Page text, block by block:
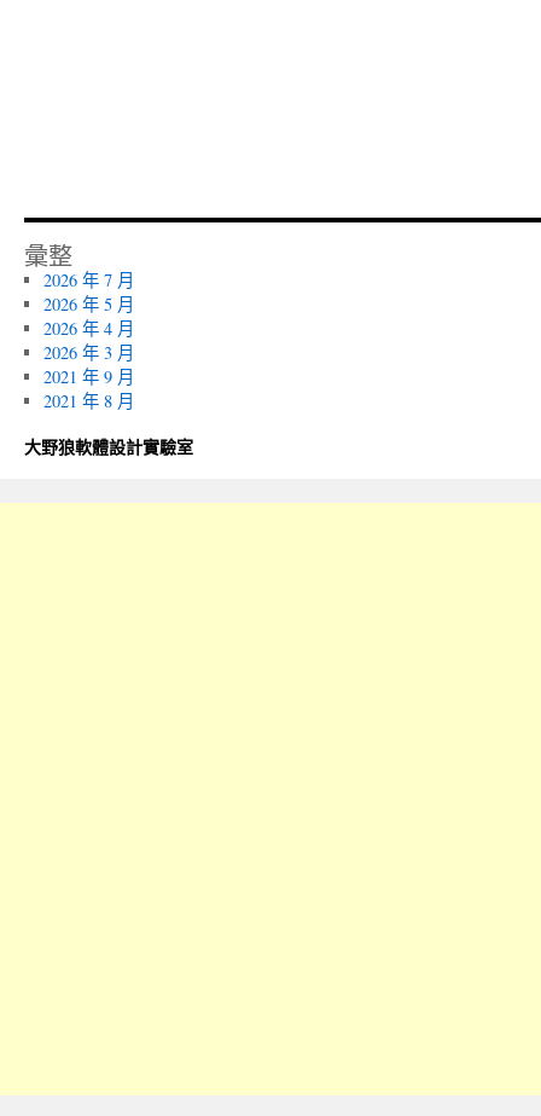
彙整
2026 年 7 月
2026 年 5 月
2026 年 4 月
2026 年 3 月
2021 年 9 月
2021 年 8 月
大野狼軟體設計實驗室